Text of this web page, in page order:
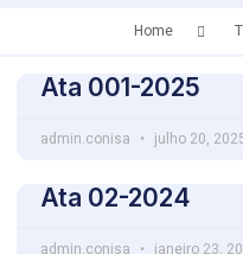
Home
Ata 001-2025
admin.conisa julho 20,
Ata 02-2024
admin.conisa janeiro 23,